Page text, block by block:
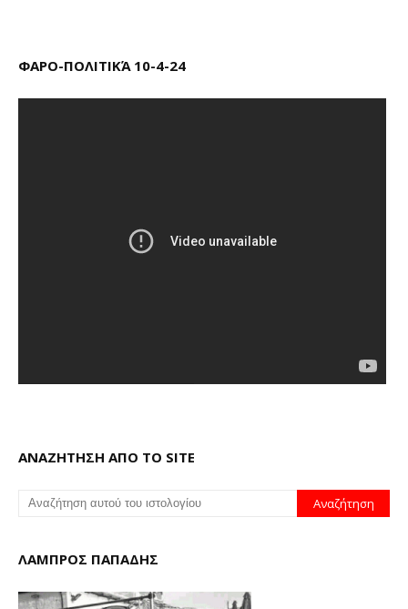
ΦΑΡΟ-ΠΟΛΙΤΙΚΆ 10-4-24
ΑΝΑΖΗΤΗΣΗ ΑΠΟ ΤΟ SITE
ΛΑΜΠΡΟΣ ΠΑΠΑΔΗΣ